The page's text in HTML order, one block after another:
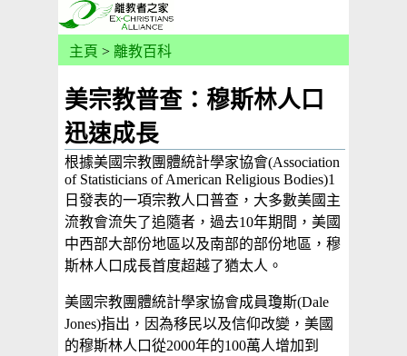
主頁 > 離教百科
美宗教普查：穆斯林人口
迅速成長
根據美國宗教團體統計學家協會(Association
of Statisticians of American Religious Bodies)1
日發表的一項宗教人口普查，大多數美國主
流教會流失了追隨者，過去10年期間，美國
中西部大部份地區以及南部的部份地區，穆
斯林人口成長首度超越了猶太人。
美國宗教團體統計學家協會成員瓊斯(Dale
Jones)指出，因為移民以及信仰改變，美國
的穆斯林人口從2000年的100萬人增加到